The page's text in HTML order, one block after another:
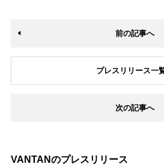
前の記事へ
プレスリリース一
次の記事へ
VANTANのプレスリリース